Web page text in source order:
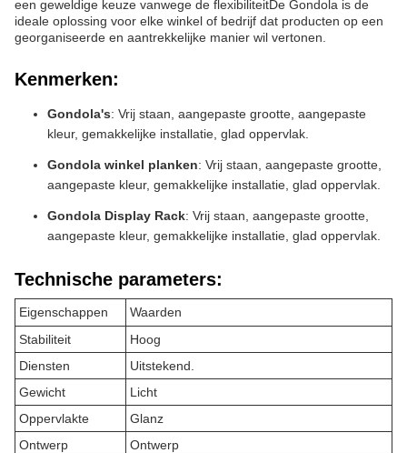
een geweldige keuze vanwege de flexibiliteitDe Gondola is de
ideale oplossing voor elke winkel of bedrijf dat producten op een
georganiseerde en aantrekkelijke manier wil vertonen.
Kenmerken:
Gondola's: Vrij staan, aangepaste grootte, aangepaste
kleur, gemakkelijke installatie, glad oppervlak.
Gondola winkel planken: Vrij staan, aangepaste grootte,
aangepaste kleur, gemakkelijke installatie, glad oppervlak.
Gondola Display Rack: Vrij staan, aangepaste grootte,
aangepaste kleur, gemakkelijke installatie, glad oppervlak.
Technische parameters:
Eigenschappen
Waarden
Stabiliteit
Hoog
Diensten
Uitstekend.
Gewicht
Licht
Oppervlakte
Glanz
Ontwerp
Ontwerp